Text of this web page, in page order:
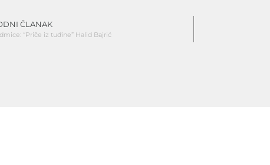
ČLANAK
“Priče iz tuđine” Halid Bajrić